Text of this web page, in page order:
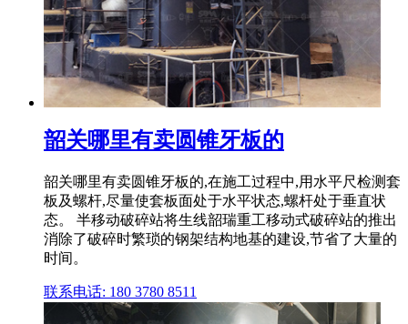
韶关哪里有卖圆锥牙板的
韶关哪里有卖圆锥牙板的,在施工过程中,用水平尺检测套
板及螺杆,尽量使套板面处于水平状态,螺杆处于垂直状
态。 半移动破碎站将生线韶瑞重工移动式破碎站的推出
消除了破碎时繁琐的钢架结构地基的建设,节省了大量的
时间。
联系电话: 180 3780 8511